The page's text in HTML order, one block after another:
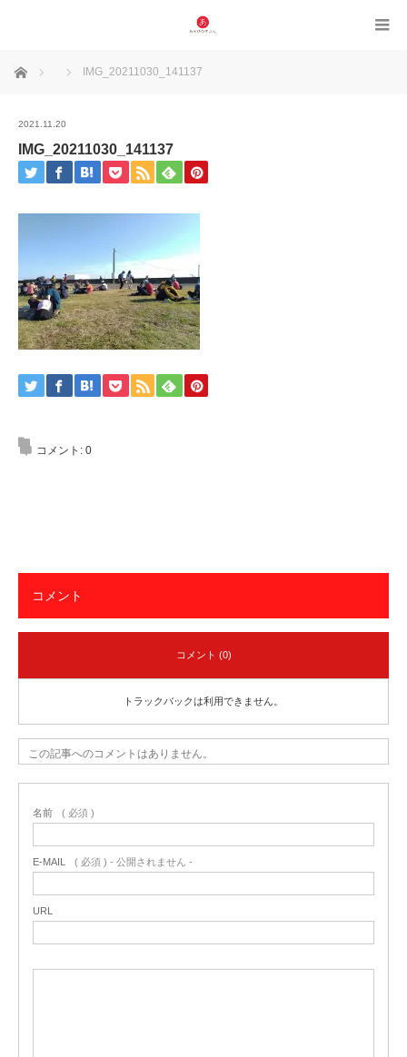
ホーム IMG_20211030_141137
2021.11.20
IMG_20211030_141137
コメント: 0
コメント
コメント (0)
トラックバックは利用できません。
この記事へのコメントはありません。
名前 ( 必須 )
E-MAIL ( 必須 ) - 公開されません -
URL